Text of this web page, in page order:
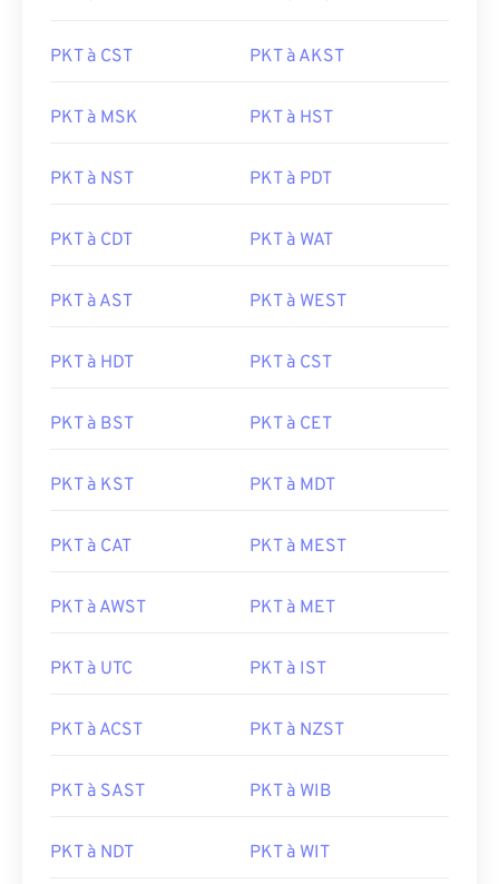
PKT à CST PKT à AKST
PKT à MSK PKT à HST
PKT à NST PKT à PDT
PKT à CDT PKT à WAT
PKT à AST PKT à WEST
PKT à HDT PKT à CST
PKT à BST PKT à CET
PKT à KST PKT à MDT
PKT à CAT PKT à MEST
PKT à AWST PKT à MET
PKT à UTC PKT à IST
PKT à ACST PKT à NZST
PKT à SAST PKT à WIB
PKT à NDT PKT à WIT